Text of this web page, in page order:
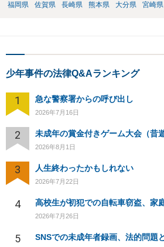
福岡県
佐賀県 長崎県 熊本県 大分県 宮崎県
少年事件の法律Q&Aランキング
1 急な警察署からの呼び出し
2026年7月16日
2
2026年8月1日
3 人生終わったかもしれない
2026年7月22日
4 高校生が初犯での自転車窃盗、家
2026年7月26日
5